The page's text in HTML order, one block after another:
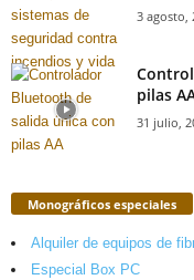
3 agosto,
pilas
31 julio,
Monográficos especiales
Alquiler de equipos de
Especial Box PC